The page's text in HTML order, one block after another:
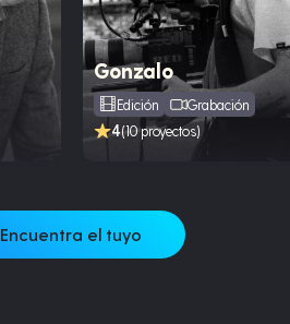
Gonzalo
Edición Grabación
4(10 proyectos)
Encuentra el tuyo